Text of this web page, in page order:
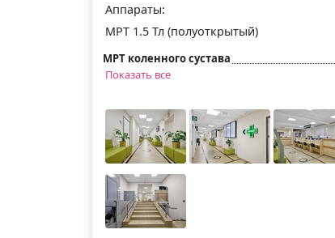
Аппараты:
МРТ 1.5 Тл (полуоткрытый)
МРТ коленного сустава
Показать все